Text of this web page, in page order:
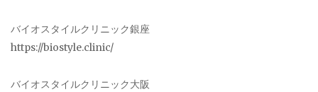
バイオスタイルクリニック銀座
https://biostyle.clinic/
バイオスタイルクリニック大阪